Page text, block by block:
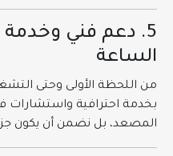
5. دعم فني وخدمة
الساعة
من اللحظة الأولى وحتى
بخدمة احترافية واستشارات
المصعد، بل نضمن أن يكون